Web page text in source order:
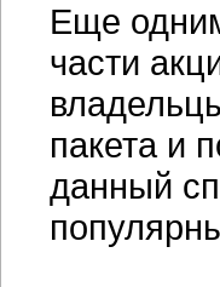
Еще
части
пакета и
данный